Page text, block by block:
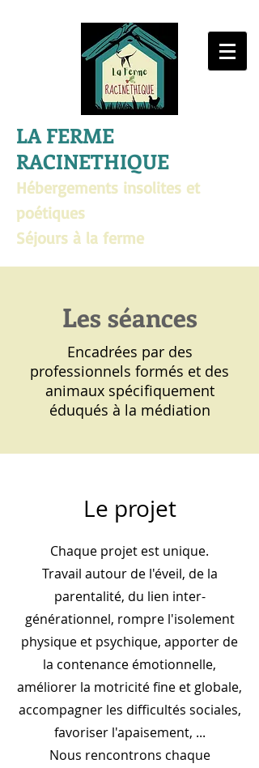
LA FERME
RACINETHIQUE
Hébergements insolites et
poétiques
Séjours à la ferme
Les séances
Encadrées par des
professionnels formés et des
animaux spécifiquement
éduqués à la médiation
Le projet
Chaque projet est unique.
Travail autour de l'éveil, de la
parentalité, du lien inter-
générationnel, rompre l'isolement
physique et psychique, apporter de
la contenance émotionnelle,
améliorer la motricité fine et globale,
accompagner les difficultés sociales,
favoriser l'apaisement, ...
Nous rencontrons chaque